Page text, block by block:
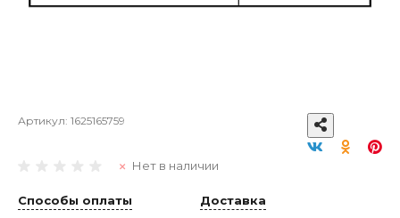
Артикул: 1625165759
Нет в наличии
Способы оплаты Доставка